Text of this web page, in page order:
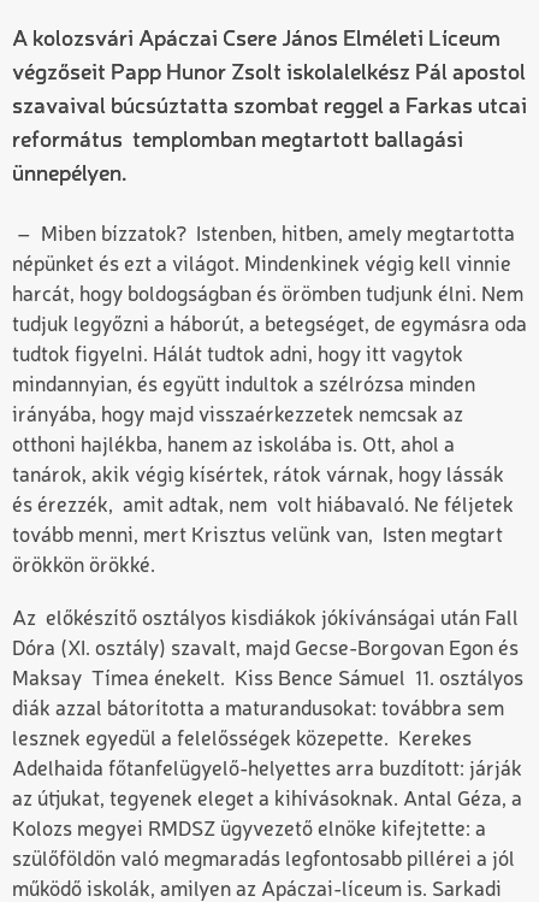
A kolozsvári Apáczai Csere János Elméleti Líceum
végzőseit Papp Hunor Zsolt iskolalelkész Pál apostol
szavaival búcsúztatta szombat reggel a Farkas utcai
református templomban megtartott ballagási
ünnepélyen.
– Miben bízzatok? Istenben, hitben, amely megtartotta
népünket és ezt a világot. Mindenkinek végig kell vinnie
harcát, hogy boldogságban és örömben tudjunk élni. Nem
tudjuk legyőzni a háborút, a betegséget, de egymásra oda
tudtok figyelni. Hálát tudtok adni, hogy itt vagytok
mindannyian, és együtt indultok a szélrózsa minden
irányába, hogy majd visszaérkezzetek nemcsak az
otthoni hajlékba, hanem az iskolába is. Ott, ahol a
tanárok, akik végig kísértek, rátok várnak, hogy lássák
és érezzék, amit adtak, nem volt hiábavaló. Ne féljetek
tovább menni, mert Krisztus velünk van, Isten megtart
örökkön örökké.
Az előkészítő osztályos kisdiákok jókívánságai után Fall
Dóra (XI. osztály) szavalt, majd Gecse-Borgovan Egon és
Maksay Tímea énekelt. Kiss Bence Sámuel 11. osztályos
diák azzal bátorította a maturandusokat: továbbra sem
lesznek egyedül a felelősségek közepette. Kerekes
Adelhaida főtanfelügyelő-helyettes arra buzdított: járják
az útjukat, tegyenek eleget a kihívásoknak. Antal Géza, a
Kolozs megyei RMDSZ ügyvezető elnöke kifejtette: a
szülőföldön való megmaradás legfontosabb pillérei a jól
működő iskolák, amilyen az Apáczai-líceum is. Sarkadi